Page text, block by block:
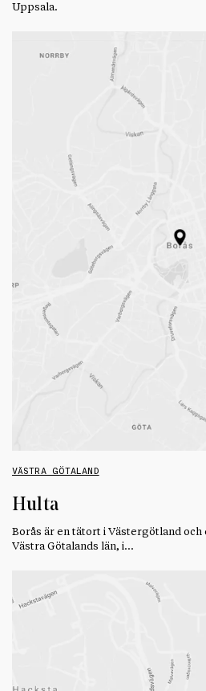
Uppsala.
VÄSTRA GÖTALAND
Hulta
Borås är en tätort i Västergötland
Västra Götalands län, i…